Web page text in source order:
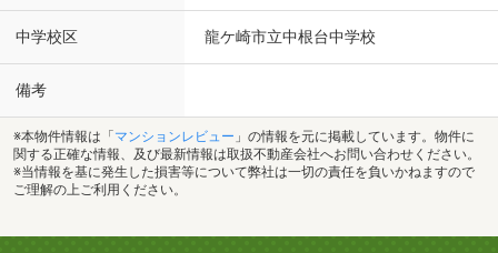
中学校区 龍ケ崎市立中根台中学校
備考
※本物件情報は「 マンションレビュー 」の情報を元に掲載しています。物件に
関する正確な情報、及び最新情報は取扱不動産会社へお問い合わせください。
※当情報を基に発生した損害等について弊社は一切の責任を負いかねますので
ご理解の上ご利用ください。